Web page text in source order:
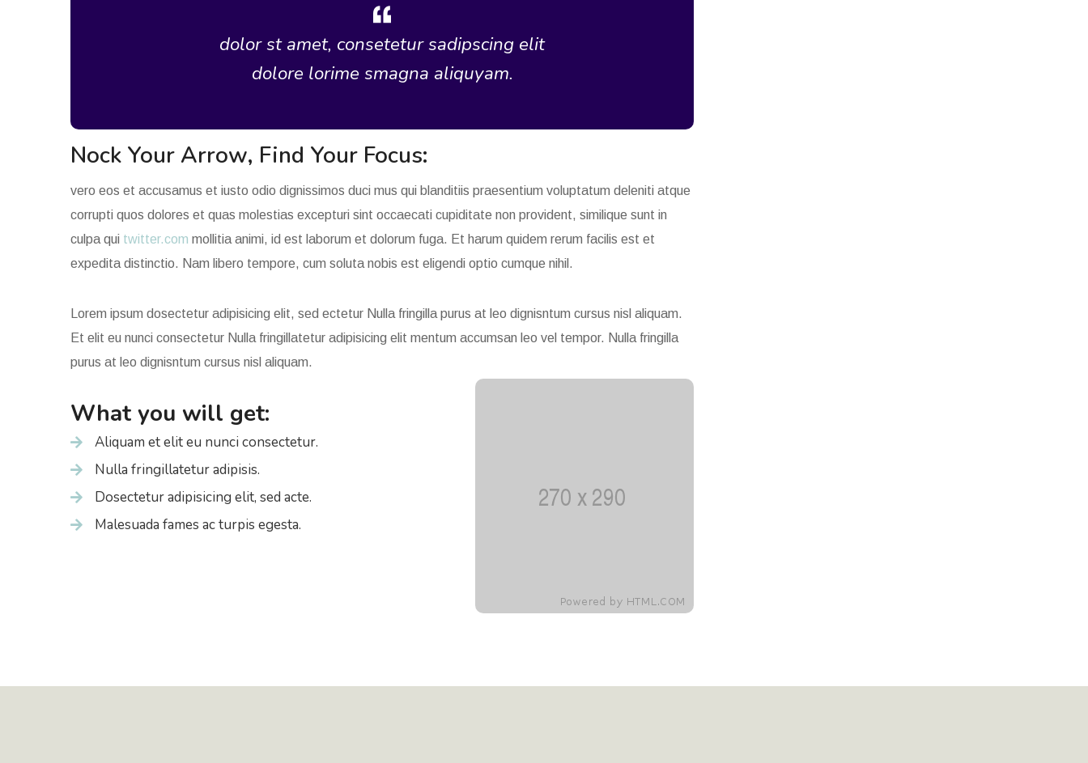
dolor st amet, consetetur sadipscing elit
dolore lorime smagna aliquyam.
Nock Your Arrow, Find Your Focus:
vero eos et accusamus et iusto odio dignissimos duci mus qui blanditiis praesentium voluptatum deleniti atque
corrupti quos dolores et quas molestias excepturi sint occaecati cupiditate non provident, similique sunt in
culpa qui twitter.com mollitia animi, id est laborum et dolorum fuga. Et harum quidem rerum facilis est et
expedita distinctio. Nam libero tempore, cum soluta nobis est eligendi optio cumque nihil.
Lorem ipsum dosectetur adipisicing elit, sed ectetur Nulla fringilla purus at leo dignisntum cursus nisl aliquam.
Et elit eu nunci consectetur Nulla fringillatetur adipisicing elit mentum accumsan leo vel tempor. Nulla fringilla
purus at leo dignisntum cursus nisl aliquam.
What you will get:
Aliquam et elit eu nunci consectetur.
Nulla fringillatetur adipisis.
Dosectetur adipisicing elit, sed acte.
Malesuada fames ac turpis egesta.